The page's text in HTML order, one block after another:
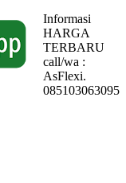
Informasi
HARGA
TERBARU
call/wa :
AsFlexi.
085103063095